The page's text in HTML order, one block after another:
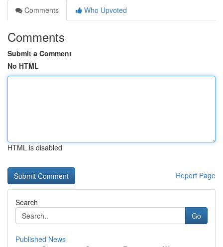
Comments
Who Upvoted
Comments
Submit a Comment
No HTML
HTML is disabled
Report Page
Search
Go
Published News